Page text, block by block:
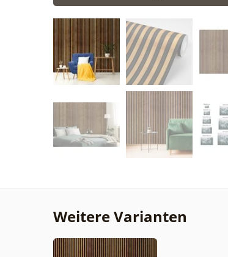
Weitere Varianten